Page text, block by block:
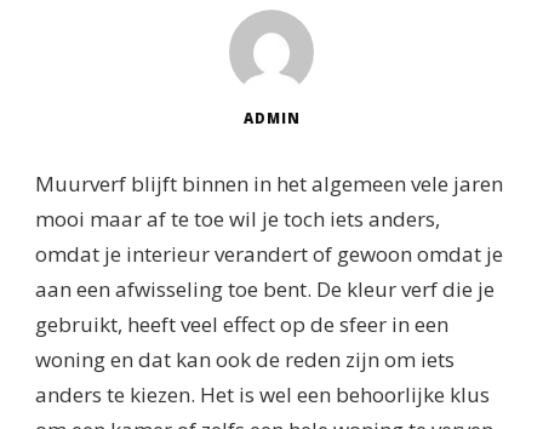
ADMIN
Muurverf blijft binnen in het algemeen vele jaren
mooi maar af te toe wil je toch iets anders,
omdat je interieur verandert of gewoon omdat je
aan een afwisseling toe bent. De kleur verf die je
gebruikt, heeft veel effect op de sfeer in een
woning en dat kan ook de reden zijn om iets
anders te kiezen. Het is wel een behoorlijke klus